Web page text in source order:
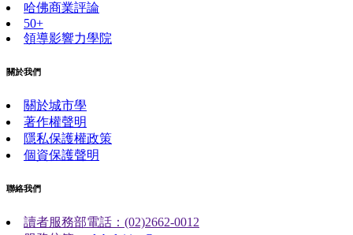
哈佛商業評論
50+
領導影響力學院
關於我們
關於城市學
著作權聲明
隱私保護權政策
個資保護聲明
聯絡我們
讀者服務部電話：(02)2662-0012